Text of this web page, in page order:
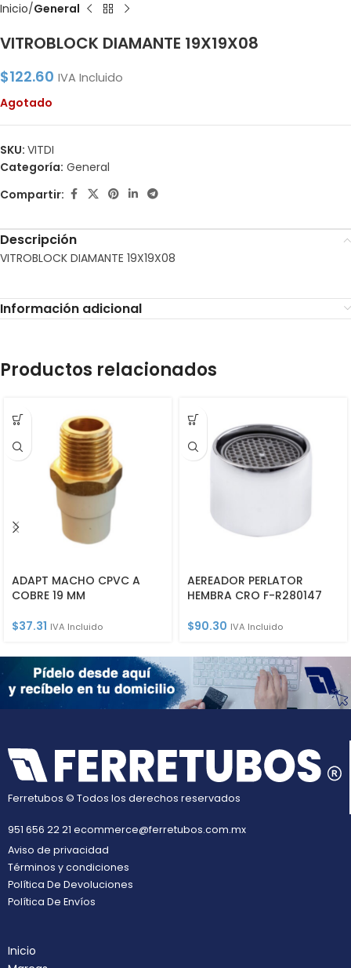
Inicio General
VITROBLOCK DIAMANTE 19X19X08
$122.60 IVA Incluido
Agotado
SKU: VITDI
Categoría: General
Compartir:
Descripción
VITROBLOCK DIAMANTE 19X19X08
Información adicional
Productos relacionados
ADAPT MACHO CPVC A
COBRE 19 MM
$37.31 IVA Incluido
AEREADOR PERLATOR
HEMBRA CRO F-R280147
$90.30 IVA Incluido
Ferretubos © Todos los derechos reservados
951 656 22 21 ecommerce@ferretubos.com.mx
Aviso de privacidad
Términos y condiciones
Política De Devoluciones
Política De Envíos
Inicio